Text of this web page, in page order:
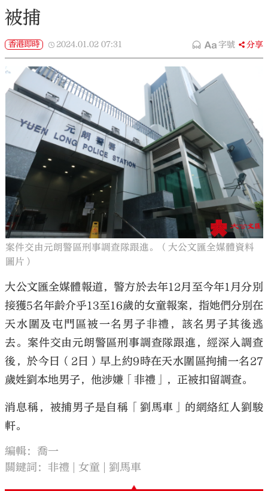
被捕
香港即時 2024.01.02 07:31 字號 分享
案件交由元朗警區刑事調查隊跟進。（大公文匯全媒體資料
圖片）
大公文匯全媒體報道，警方於去年12月至今年1月分別
接獲5名年齡介乎13至16歲的女童報案，指她們分別在
天水圍及屯門區被一名男子非禮，該名男子其後逃
去。案件交由元朗警區刑事調查隊跟進，經深入調查
後，於今日（2日）早上約9時在天水圍區拘捕一名27
歲姓劉本地男子，他涉嫌「非禮」，正被扣留調查。
消息稱，被捕男子是自稱「劉馬車」的網絡紅人劉駿
軒。
編輯：喬一
關鍵詞：非禮 女童 劉馬車